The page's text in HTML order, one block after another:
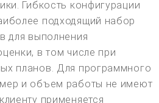
Гибкость конфигурации
подходящий набор
для выполнения
в том числе при
планов. Для программного
и объем работы не имеют
применяется